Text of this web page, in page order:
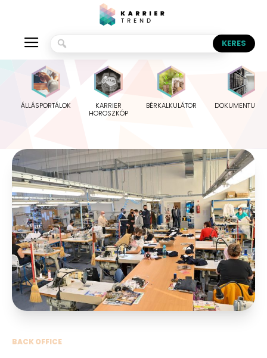
ÁLLÁSPORTÁLOK
KARRIER
HOROSZKÓP
BÉRKALKULÁTOR
BACK OFFICE